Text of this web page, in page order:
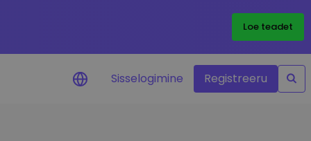
Loe teadet
Sisselogimine Registreeru